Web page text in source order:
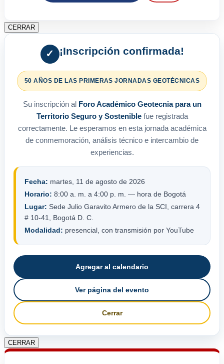
CERRAR
✓ ¡Inscripción confirmada!
50 AÑOS DE LAS PRIMERAS JORNADAS GEOTÉCNICAS
Su inscripción al Foro Académico Geotecnia para un
Territorio Seguro y Sosteniblefue registrada
correctamente. Le esperamos en esta jornada académica
de conmemoración, análisis técnico e intercambio de
experiencias.
Fecha: martes, 11 de agosto de 2026
Horario: 8:00 a. m. a 4:00 p. m. — hora de Bogotá
Lugar: Sede Julio Garavito Armero de la SCI, carrera 4
# 10-41, Bogotá D. C.
Modalidad: presencial, con transmisión por YouTube
Agregar al calendario
Ver página del evento
Cerrar
CERRAR